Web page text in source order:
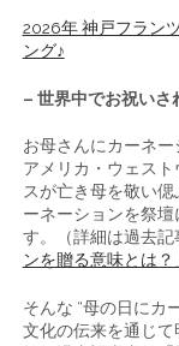
2026年 神戸フラン
ング♪
– 世界中でお祝いさ
お母さんにカーネー
アメリカ・ウェス
スが亡き母を敬い
ーネーションを祭壇
す。（詳細は過去記
ンを贈る意味とは？
そんな “母の日にカ
文化の伝来を通じ